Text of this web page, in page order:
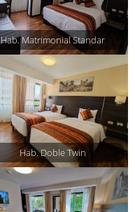
Hab. Matrimonial Standar
Hab. Doble Twin